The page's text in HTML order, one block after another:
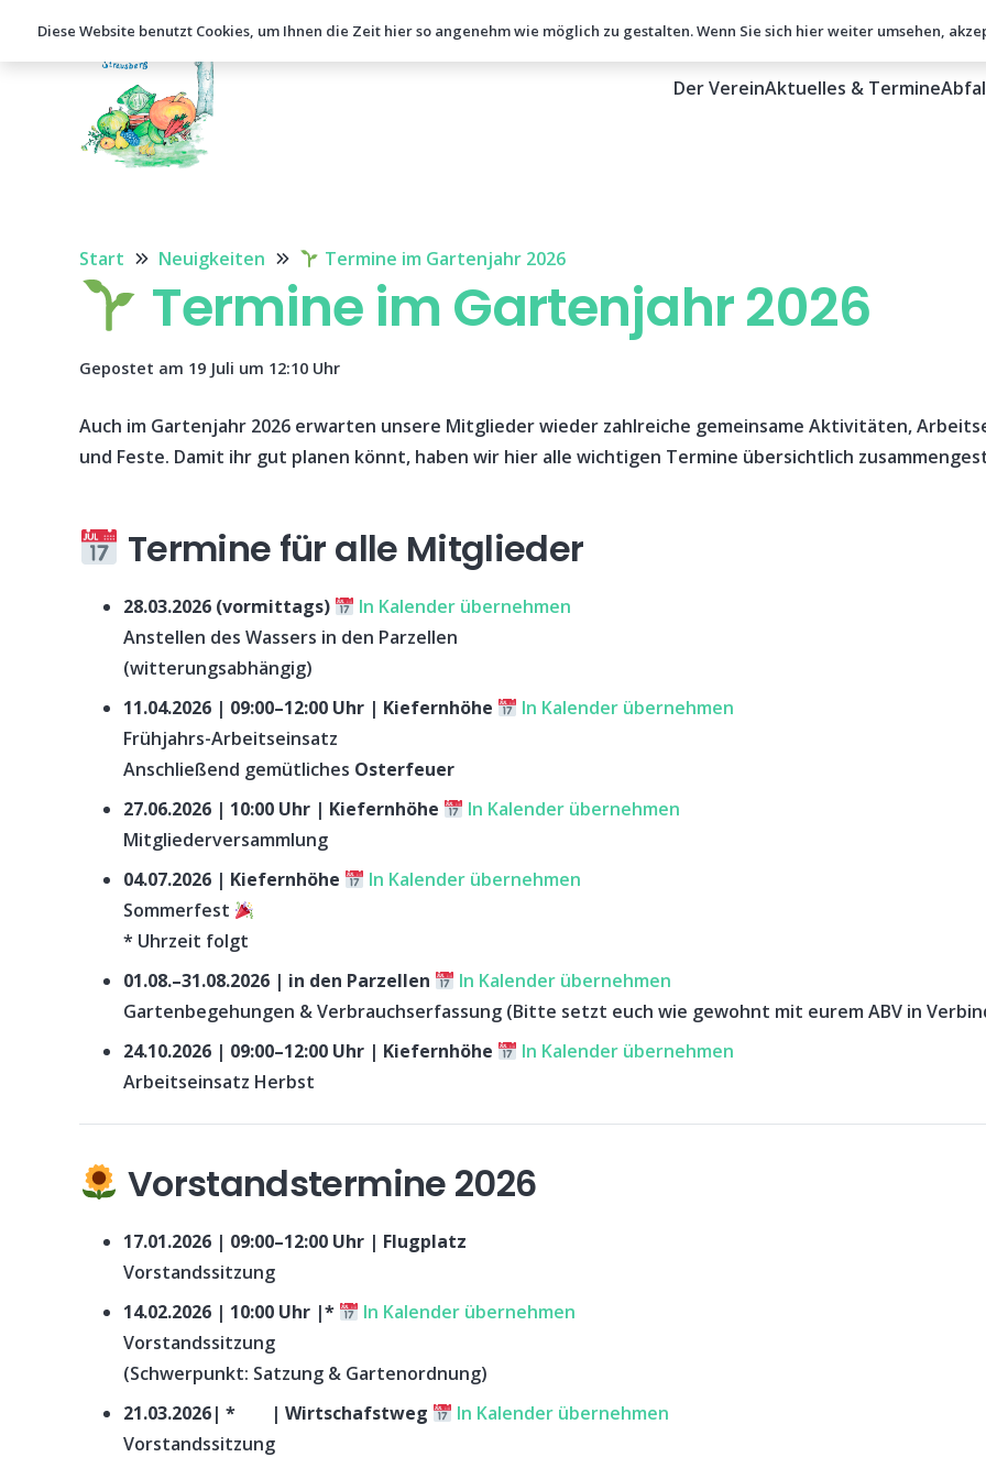
Der VereinAktuelles & Termine
Start Neuigkeiten Termine im Gartenjahr 2026
Termine im Gartenjahr 2026
Gepostet am 19 Juli um 12:10 Uhr
Auch im Gartenjahr 2026 erwarten unsere Mitglieder wieder zahlreiche gemeinsame Aktivitäten,
und Feste. Damit ihr gut planen könnt, haben wir hier alle wichtigen Termine übersichtlich
Termine für alle Mitglieder
28.03.2026 (vormittags)
In Kalender übernehmen
Anstellen des Wassers in den Parzellen
(witterungsabhängig)
11.04.2026 | 09:00–12:00 Uhr | Kiefernhöhe
In Kalender übernehmen
Frühjahrs-Arbeitseinsatz
Anschließend gemütliches Osterfeuer
27.06.2026 | 10:00 Uhr | Kiefernhöhe
In Kalender übernehmen
Mitgliederversammlung
04.07.2026 | Kiefernhöhe
In Kalender übernehmen
Sommerfest
* Uhrzeit folgt
01.08.–31.08.2026 | in den Parzellen
In Kalender übernehmen
Gartenbegehungen & Verbrauchserfassung (Bitte setzt euch wie gewohnt mit eurem ABV in
24.10.2026 | 09:00–12:00 Uhr | Kiefernhöhe
In Kalender übernehmen
Arbeitseinsatz Herbst
Vorstandstermine 2026
17.01.2026 | 09:00–12:00 Uhr | Flugplatz
Vorstandssitzung
14.02.2026 | 10:00 Uhr |*
In Kalender übernehmen
Vorstandssitzung
(Schwerpunkt: Satzung & Gartenordnung)
21.03.2026| * | Wirtschafstweg
In Kalender übernehmen
Vorstandssitzung
Diese Website benutzt Cookies, um Ihnen die Zeit hier so angenehm wie möglich zu gestalten. Wenn Sie sich hier weiter umsehen,